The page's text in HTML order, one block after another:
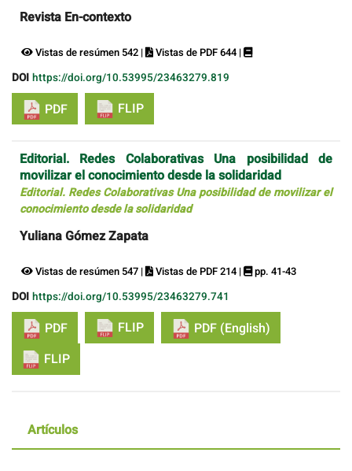
Revista En-contexto
Vistas de resúmen 542 | Vistas de PDF 644 |
DOI https://doi.org/10.53995/23463279.819
PDF FLIP
Editorial. Redes Colaborativas Una posibilidad de
movilizar el conocimiento desde la solidaridad
Editorial. Redes Colaborativas Una posibilidad de movilizar el
conocimiento desde la solidaridad
Yuliana Gómez Zapata
Vistas de resúmen 547 | Vistas de PDF 214 | pp. 41-43
DOI https://doi.org/10.53995/23463279.741
PDF FLIP
PDF (English)
FLIP
Artículos